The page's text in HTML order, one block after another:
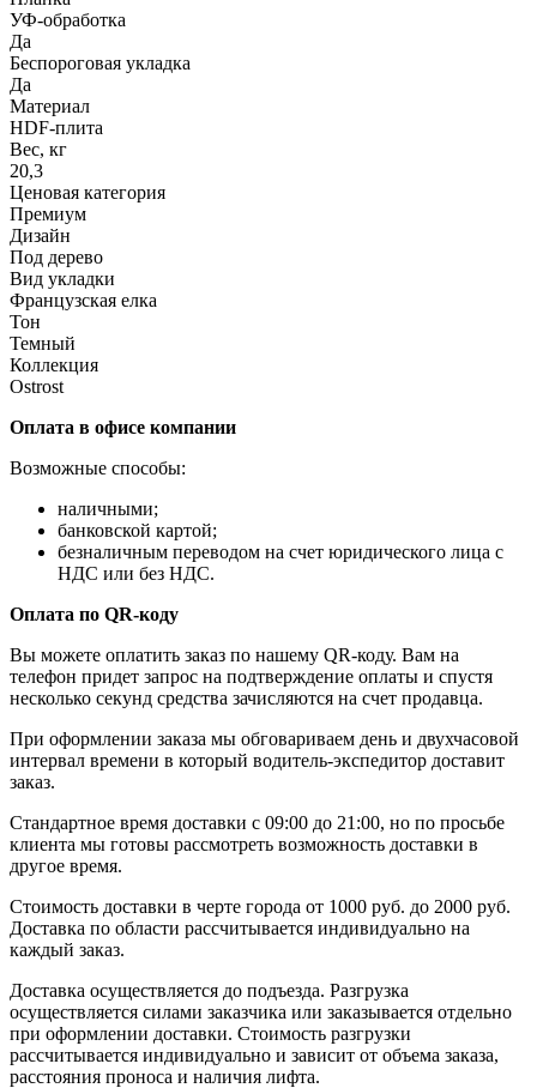
УФ-обработка
Да
Беспороговая укладка
Да
Материал
HDF-плита
Вес, кг
20,3
Ценовая категория
Премиум
Дизайн
Под дерево
Вид укладки
Французская елка
Тон
Темный
Коллекция
Ostrost
Оплата в офисе компании
Возможные способы:
наличными;
банковской картой;
безналичным переводом на счет юридического лица с
НДС или без НДС.
Оплата по QR-коду
Вы можете оплатить заказ по нашему QR-коду. Вам на
телефон придет запрос на подтверждение оплаты и спустя
несколько секунд средства зачисляются на счет продавца.
При оформлении заказа мы обговариваем день и двухчасовой
интервал времени в который водитель-экспедитор доставит
заказ.
Стандартное время доставки с 09:00 до 21:00, но по просьбе
клиента мы готовы рассмотреть возможность доставки в
другое время.
Стоимость доставки в черте города от 1000 руб. до 2000 руб.
Доставка по области рассчитывается индивидуально на
каждый заказ.
Доставка осуществляется до подъезда. Разгрузка
осуществляется силами заказчика или заказывается отдельно
при оформлении доставки. Стоимость разгрузки
рассчитывается индивидуально и зависит от объема заказа,
расстояния проноса и наличия лифта.